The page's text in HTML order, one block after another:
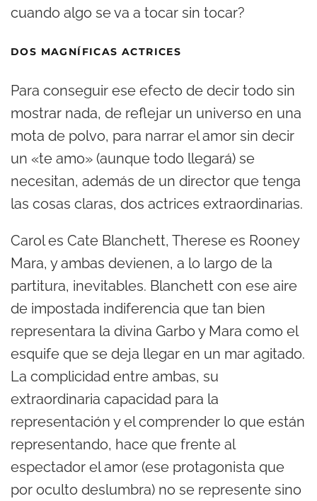
cuando algo se va a tocar sin tocar?
DOS MAGNÍFICAS ACTRICES
Para conseguir ese efecto de decir todo sin
mostrar nada, de reflejar un universo en una
mota de polvo, para narrar el amor sin decir
un «te amo» (aunque todo llegará) se
necesitan, además de un director que tenga
las cosas claras, dos actrices extraordinarias.
Carol es Cate Blanchett, Therese es Rooney
Mara, y ambas devienen, a lo largo de la
partitura, inevitables. Blanchett con ese aire
de impostada indiferencia que tan bien
representara la divina Garbo y Mara como el
esquife que se deja llegar en un mar agitado.
La complicidad entre ambas, su
extraordinaria capacidad para la
representación y el comprender lo que están
representando, hace que frente al
espectador el amor (ese protagonista que
por oculto deslumbra) no se represente sino